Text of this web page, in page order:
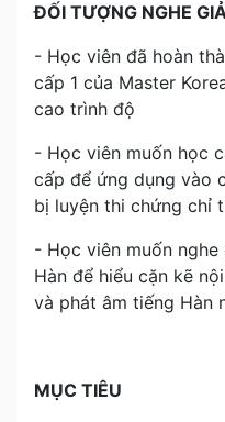
ĐỐI TƯỢNG NGHE
- Học viên đã hoàn
cấp 1 của Master
cao trình độ
- Học viên muốn học
cấp để ứng dụng vào
bị luyện thi chứng chỉ
- Học viên muốn
Hàn để hiểu cặn kẽ
và phát âm tiếng Hàn
MỤC TIÊU